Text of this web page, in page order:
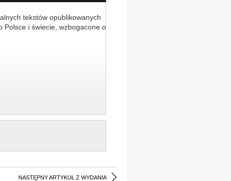
tekstów opublikowanych
Polsce i świecie, wzbogacone o
NASTĘPNY ARTYKUŁ Z WYDANIA